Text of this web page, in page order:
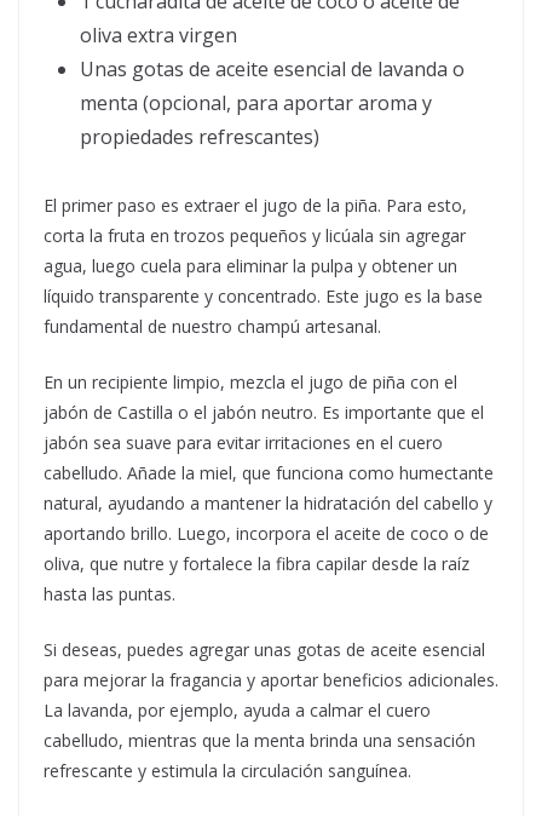
oliva extra virgen
Unas gotas de aceite esencial de lavanda o
menta (opcional, para aportar aroma y
propiedades refrescantes)
El primer paso es extraer el jugo de la piña. Para esto,
corta la fruta en trozos pequeños y licúala sin agregar
agua, luego cuela para eliminar la pulpa y obtener un
líquido transparente y concentrado. Este jugo es la base
fundamental de nuestro champú artesanal.
En un recipiente limpio, mezcla el jugo de piña con el
jabón de Castilla o el jabón neutro. Es importante que el
jabón sea suave para evitar irritaciones en el cuero
cabelludo. Añade la miel, que funciona como humectante
natural, ayudando a mantener la hidratación del cabello y
aportando brillo. Luego, incorpora el aceite de coco o de
oliva, que nutre y fortalece la fibra capilar desde la raíz
hasta las puntas.
Si deseas, puedes agregar unas gotas de aceite esencial
para mejorar la fragancia y aportar beneficios adicionales.
La lavanda, por ejemplo, ayuda a calmar el cuero
cabelludo, mientras que la menta brinda una sensación
refrescante y estimula la circulación sanguínea.